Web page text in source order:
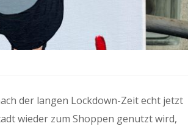
der langen Lockdown-Zeit echt jetzt
wieder zum Shoppen genutzt wird,